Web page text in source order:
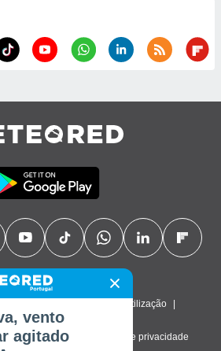
Termos de utilização
privacidade Definições de privacidade
vento
agitado